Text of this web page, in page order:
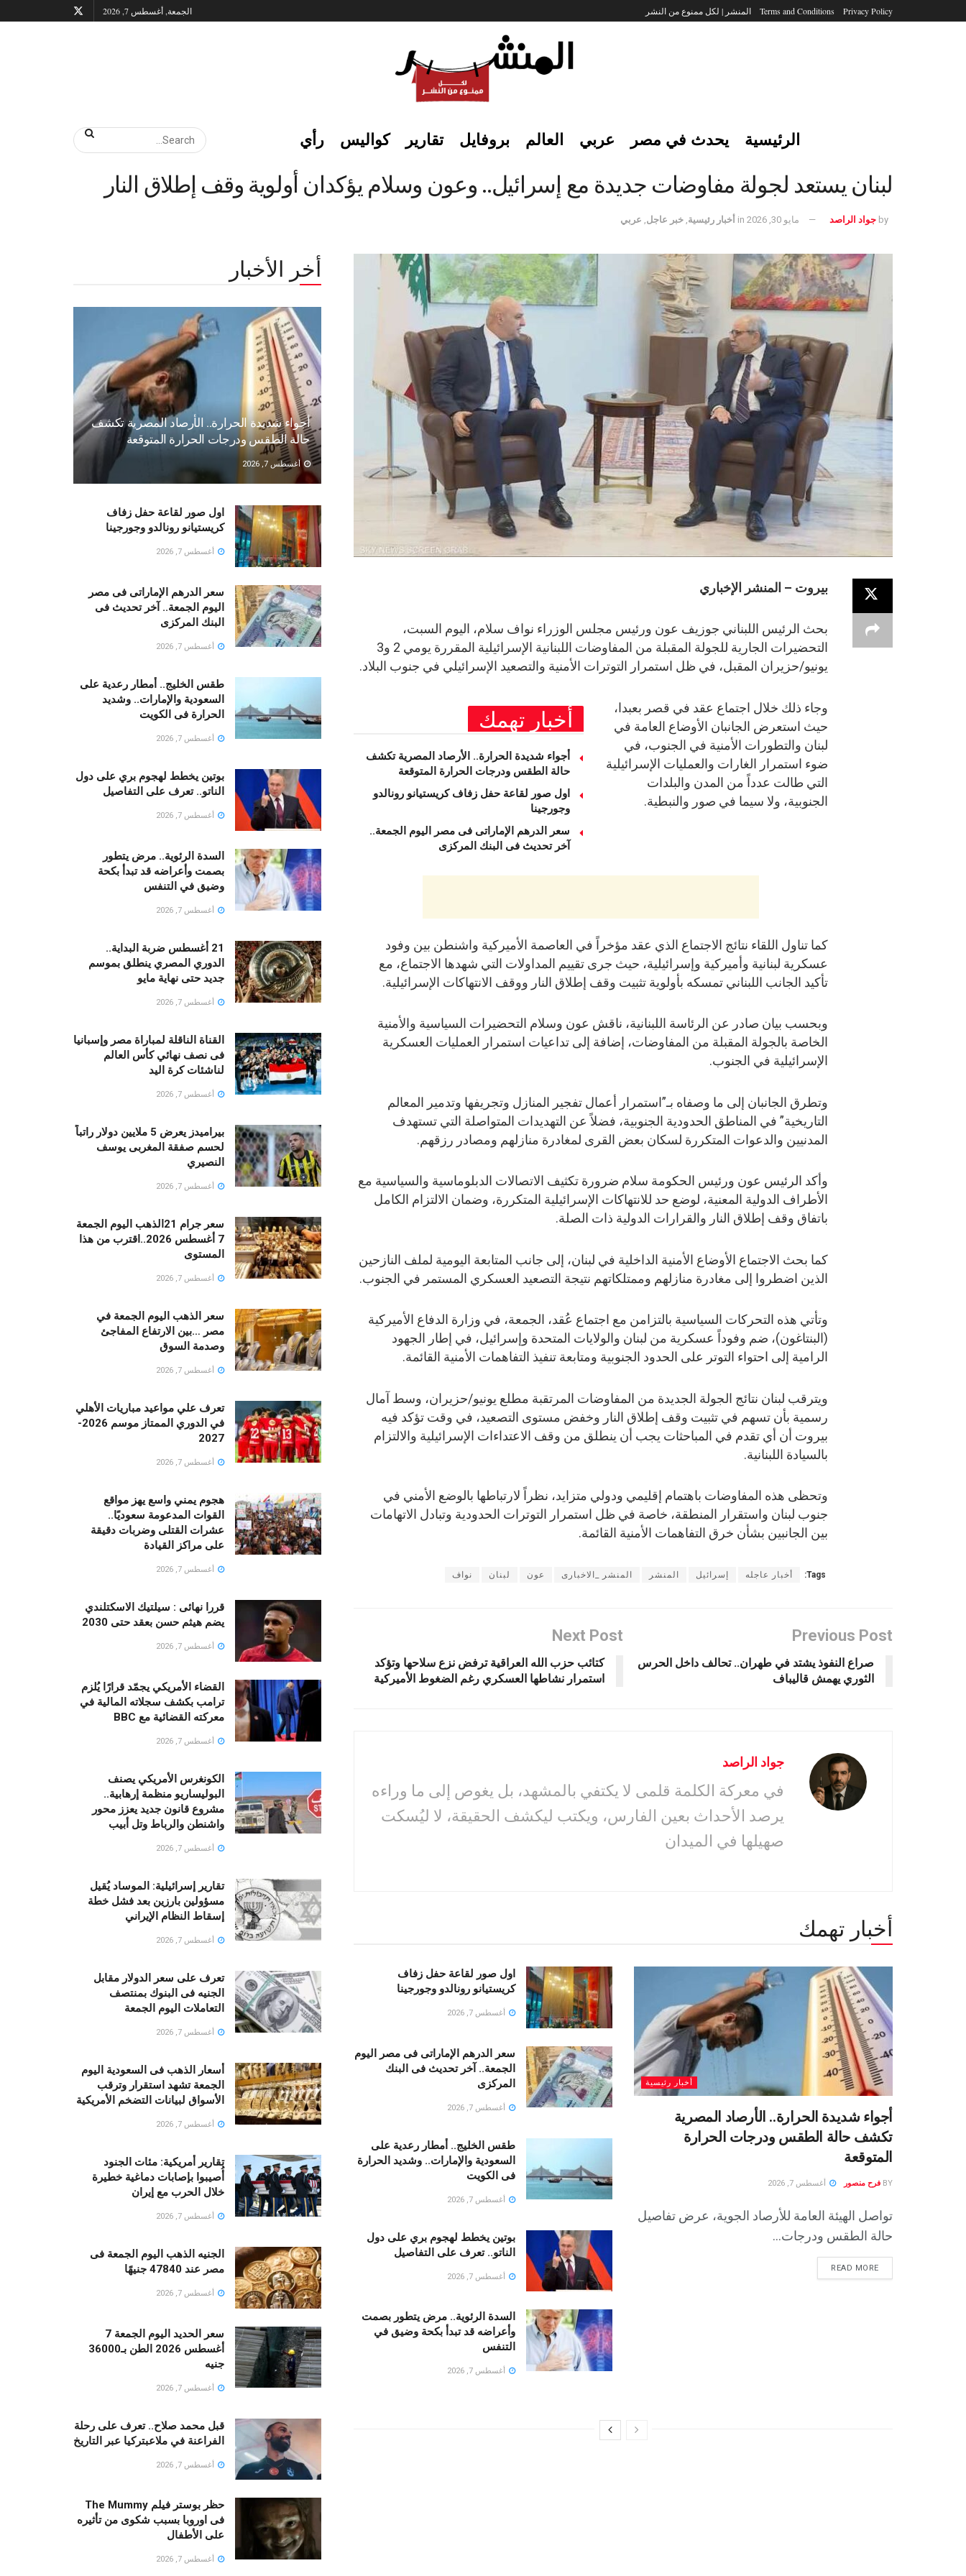
Privacy Policy
Terms and Conditions المنشر | لكل ممنوع من النشر الجمعة, أغسطس 7, 2026
الرئيسية يحدث في مصر عربي العالم بروفايل تقارير كواليس رأي
لبنان يستعد لجولة مفاوضات جديدة مع إسرائيل.. وعون وسلام يؤكدان أولوية وقف إطلاق النار
by جواد الراصد مايو 30, 2026 in أخبار رئيسية خبر عاجل عربي
بيروت – المنشر الإخباري
بحث الرئيس اللبناني جوزيف عون ورئيس مجلس الوزراء نواف سلام، اليوم السبت،
التحضيرات الجارية للجولة المقبلة من المفاوضات اللبنانية الإسرائيلية المقررة يومي 2 و3
يونيو/حزيران المقبل، في ظل استمرار التوترات الأمنية والتصعيد الإسرائيلي في جنوب البلاد.
أخبار تهمك
أجواء شديدة الحرارة.. الأرصاد المصرية تكشف
حالة الطقس ودرجات الحرارة المتوقعة
اول صور لقاعة حفل زفاف كريستيانو رونالدو
وجورجينا
سعر الدرهم الإماراتى فى مصر اليوم الجمعة..
آخر تحديث فى البنك المركزى
وجاء ذلك خلال اجتماع عقد في قصر بعبدا،
حيث استعرض الجانبان الأوضاع العامة في
لبنان والتطورات الأمنية في الجنوب، في
ضوء استمرار الغارات والعمليات الإسرائيلية
التي طالت عدداً من المدن والبلدات
الجنوبية، ولا سيما في صور والنبطية.
كما تناول اللقاء نتائج الاجتماع الذي عقد مؤخراً في العاصمة الأميركية واشنطن بين وفود
عسكرية لبنانية وأميركية وإسرائيلية، حيث جرى تقييم المداولات التي شهدها الاجتماع، مع
تأكيد الجانب اللبناني تمسكه بأولوية تثبيت وقف إطلاق النار ووقف الانتهاكات الإسرائيلية.
وبحسب بيان صادر عن الرئاسة اللبنانية، ناقش عون وسلام التحضيرات السياسية والأمنية
الخاصة بالجولة المقبلة من المفاوضات، إضافة إلى تداعيات استمرار العمليات العسكرية
الإسرائيلية في الجنوب.
وتطرق الجانبان إلى ما وصفاه بـ”استمرار أعمال تفجير المنازل وتجريفها وتدمير المعالم
التاريخية” في المناطق الحدودية الجنوبية، فضلاً عن التهديدات المتواصلة التي تستهدف
المدنيين والدعوات المتكررة لسكان بعض القرى لمغادرة منازلهم ومصادر رزقهم.
وأكد الرئيس عون ورئيس الحكومة سلام ضرورة تكثيف الاتصالات الدبلوماسية والسياسية مع
الأطراف الدولية المعنية، لوضع حد للانتهاكات الإسرائيلية المتكررة، وضمان الالتزام الكامل
باتفاق وقف إطلاق النار والقرارات الدولية ذات الصلة.
كما بحث الاجتماع الأوضاع الأمنية الداخلية في لبنان، إلى جانب المتابعة اليومية لملف النازحين
الذين اضطروا إلى مغادرة منازلهم وممتلكاتهم نتيجة التصعيد العسكري المستمر في الجنوب.
وتأتي هذه التحركات السياسية بالتزامن مع اجتماع عُقد، الجمعة، في وزارة الدفاع الأميركية
(البنتاغون)، ضم وفوداً عسكرية من لبنان والولايات المتحدة وإسرائيل، في إطار الجهود
الرامية إلى احتواء التوتر على الحدود الجنوبية ومتابعة تنفيذ التفاهمات الأمنية القائمة.
ويترقب لبنان نتائج الجولة الجديدة من المفاوضات المرتقبة مطلع يونيو/حزيران، وسط آمال
رسمية بأن تسهم في تثبيت وقف إطلاق النار وخفض مستوى التصعيد، في وقت تؤكد فيه
بيروت أن أي تقدم في المباحثات يجب أن ينطلق من وقف الاعتداءات الإسرائيلية والالتزام
بالسيادة اللبنانية.
وتحظى هذه المفاوضات باهتمام إقليمي ودولي متزايد، نظراً لارتباطها بالوضع الأمني في
جنوب لبنان واستقرار المنطقة، خاصة في ظل استمرار التوترات الحدودية وتبادل الاتهامات
بين الجانبين بشأن خرق التفاهمات الأمنية القائمة.
Tags: أخبار عاجله إسرائيل المنشر المنشر _الاخبارى عون لبنان نواف
Previous Post
صراع النفوذ يشتد في طهران.. تحالف داخل الحرس
الثوري يهمش قاليباف
Next Post
كتائب حزب الله العراقية ترفض نزع سلاحها وتؤكد
استمرار نشاطها العسكري رغم الضغوط الأميركية
جواد الراصد
في معركة الكلمة قلمى لا يكتفي بالمشهد، بل يغوص إلى ما وراءه
يرصد الأحداث بعين الفارس، ويكتب ليكشف الحقيقة، لا ليُسكت
صهيلها في الميدان
أخبار تهمك
أخبار رئيسية
أجواء شديدة الحرارة.. الأرصاد المصرية
تكشف حالة الطقس ودرجات الحرارة
المتوقعة
BY فرح منصور أغسطس 7, 2026
تواصل الهيئة العامة للأرصاد الجوية، عرض تفاصيل
حالة الطقس ودرجات...
READ MORE
اول صور لقاعة حفل زفاف
كريستيانو رونالدو وجورجينا
أغسطس 7, 2026
سعر الدرهم الإماراتى فى مصر اليوم
الجمعة.. آخر تحديث فى البنك
المركزى
أغسطس 7, 2026
طقس الخليج.. أمطار رعدية على
السعودية والإمارات.. وشديد الحرارة
فى الكويت
أغسطس 7, 2026
بوتين يخطط لهجوم بري على دول
الناتو.. تعرف على التفاصيل
أغسطس 7, 2026
السدة الرئوية.. مرض يتطور بصمت
وأعراضه قد تبدأ بكحة وضيق في
التنفس
أغسطس 7, 2026
أخر الأخبار
أجواء شديدة الحرارة.. الأرصاد المصرية تكشف
حالة الطقس ودرجات الحرارة المتوقعة
أغسطس 7, 2026
اول صور لقاعة حفل زفاف
كريستيانو رونالدو وجورجينا
أغسطس 7, 2026
سعر الدرهم الإماراتى فى مصر
اليوم الجمعة.. آخر تحديث فى
البنك المركزى
أغسطس 7, 2026
طقس الخليج.. أمطار رعدية على
السعودية والإمارات.. وشديد
الحرارة فى الكويت
أغسطس 7, 2026
بوتين يخطط لهجوم بري على دول
الناتو.. تعرف على التفاصيل
أغسطس 7, 2026
السدة الرئوية.. مرض يتطور
بصمت وأعراضه قد تبدأ بكحة
وضيق في التنفس
أغسطس 7, 2026
21 أغسطس ضربة البداية..
الدوري المصري ينطلق بموسم
جديد حتى نهاية مايو
أغسطس 7, 2026
القناة الناقلة لمباراة مصر وإسبانيا
فى نصف نهائي كأس العالم
لناشئات كرة اليد
أغسطس 7, 2026
بيراميدز يعرض 5 ملايين دولار راتباً
لحسم صفقة المغربى يوسف
النصيري
أغسطس 7, 2026
سعر جرام 21الذهب اليوم الجمعة
7 أغسطس 2026..اقترب من هذا
المستوى
أغسطس 7, 2026
سعر الذهب اليوم الجمعة في
مصر …بين الارتفاع المفاجئ
وصدمة السوق
أغسطس 7, 2026
تعرف علي مواعيد مباريات الأهلي
في الدوري الممتاز موسم 2026-
2027
أغسطس 7, 2026
هجوم يمني واسع يهز مواقع
القوات المدعومة سعوديًا..
عشرات القتلى وضربات دقيقة
على مراكز القيادة
أغسطس 7, 2026
قررا نهائى : سيلتيك الاسكتلندي
يضم هيثم حسن بعقد حتى 2030
أغسطس 7, 2026
القضاء الأمريكي يجمّد قرارًا يُلزم
ترامب بكشف سجلاته المالية في
معركته القضائية مع BBC
أغسطس 7, 2026
الكونغرس الأمريكي يصنف
البوليساريو منظمة إرهابية..
مشروع قانون جديد يعزز محور
واشنطن والرباط وتل أبيب
أغسطس 7, 2026
تقارير إسرائيلية: الموساد يُقيل
مسؤولين بارزين بعد فشل خطة
إسقاط النظام الإيراني
أغسطس 7, 2026
تعرف على سعر الدولار مقابل
الجنيه فى البنوك بمنتصف
التعاملات اليوم الجمعة
أغسطس 7, 2026
أسعار الذهب فى السعودية اليوم
الجمعة تشهد استقرار وترقب
الأسواق لبيانات التضخم الأمريكية
أغسطس 7, 2026
تقارير أمريكية: مئات الجنود
أُصيبوا بإصابات دماغية خطيرة
خلال الحرب مع إيران
أغسطس 7, 2026
الجنيه الذهب اليوم الجمعة فى
مصر عند 47840 جنيهًا
أغسطس 7, 2026
سعر الحديد اليوم الجمعة 7
أغسطس 2026 الطن بـ36000
جنيه
أغسطس 7, 2026
قبل محمد صلاح.. تعرف على رحلة
الفراعنة في ملاعبتركيا عبر التاريخ
أغسطس 7, 2026
حظر بوستر فيلم The Mummy
فى اوروبا بسبب شكوى من تأثيره
على الأطفال
أغسطس 7, 2026